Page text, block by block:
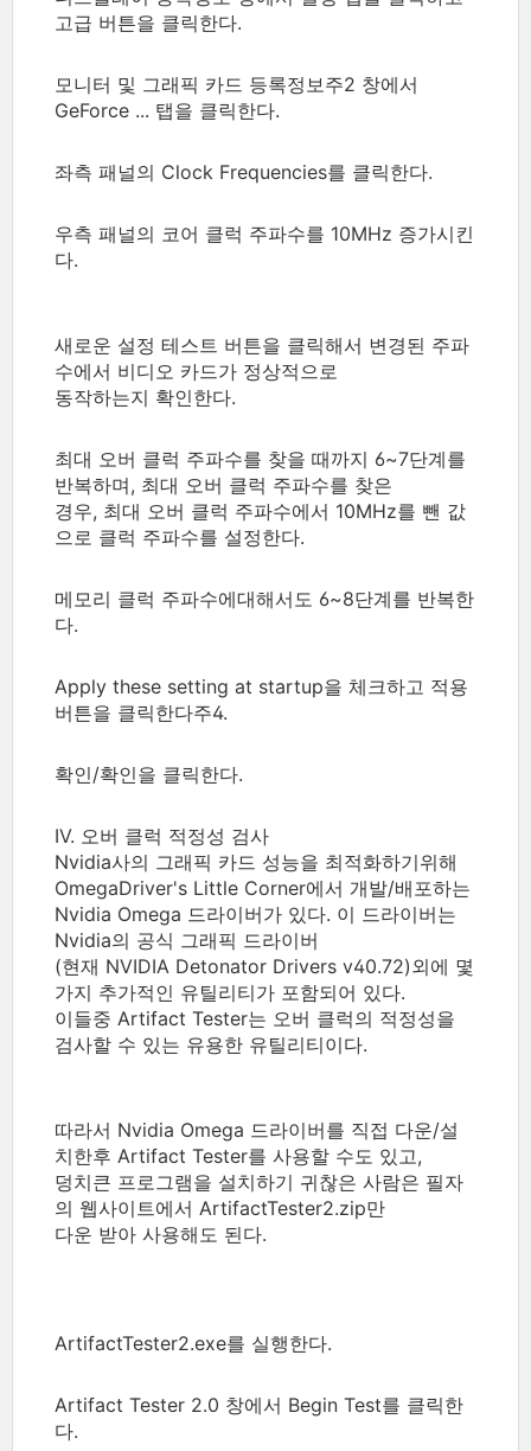
고급 버튼을 클릭한다.
모니터 및 그래픽 카드 등록정보주2 창에서
GeForce ... 탭을 클릭한다.
좌측 패널의 Clock Frequencies를 클릭한다.
우측 패널의 코어 클럭 주파수를 10MHz 증가시킨
다.
새로운 설정 테스트 버튼을 클릭해서 변경된 주파
수에서 비디오 카드가 정상적으로
동작하는지 확인한다.
최대 오버 클럭 주파수를 찾을 때까지 6~7단계를
반복하며, 최대 오버 클럭 주파수를 찾은
경우, 최대 오버 클럭 주파수에서 10MHz를 뺀 값
으로 클럭 주파수를 설정한다.
메모리 클럭 주파수에대해서도 6~8단계를 반복한
다.
Apply these setting at startup을 체크하고 적용
버튼을 클릭한다주4.
확인/확인을 클릭한다.
IV. 오버 클럭 적정성 검사
Nvidia사의 그래픽 카드 성능을 최적화하기위해
OmegaDriver's Little Corner에서 개발/배포하는
Nvidia Omega 드라이버가 있다. 이 드라이버는
Nvidia의 공식 그래픽 드라이버
(현재 NVIDIA Detonator Drivers v40.72)외에 몇
가지 추가적인 유틸리티가 포함되어 있다.
이들중 Artifact Tester는 오버 클럭의 적정성을
검사할 수 있는 유용한 유틸리티이다.
따라서 Nvidia Omega 드라이버를 직접 다운/설
치한후 Artifact Tester를 사용할 수도 있고,
덩치큰 프로그램을 설치하기 귀찮은 사람은 필자
의 웹사이트에서 ArtifactTester2.zip만
다운 받아 사용해도 된다.
ArtifactTester2.exe를 실행한다.
Artifact Tester 2.0 창에서 Begin Test를 클릭한
다.